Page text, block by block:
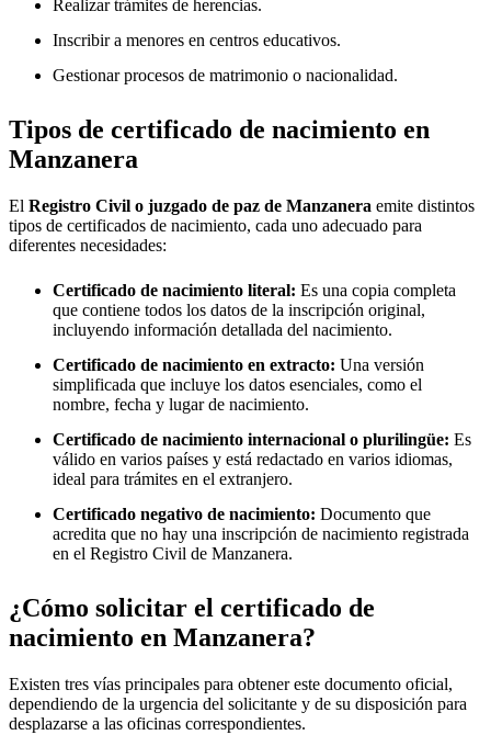
Realizar trámites de herencias.
Inscribir a menores en centros educativos.
Gestionar procesos de matrimonio o nacionalidad.
Tipos de certificado de nacimiento en
Manzanera
El Registro Civil o juzgado de paz de Manzanera emite distintos
tipos de certificados de nacimiento, cada uno adecuado para
diferentes necesidades:
Certificado de nacimiento literal: Es una copia completa
que contiene todos los datos de la inscripción original,
incluyendo información detallada del nacimiento.
Certificado de nacimiento en extracto: Una versión
simplificada que incluye los datos esenciales, como el
nombre, fecha y lugar de nacimiento.
Certificado de nacimiento internacional o plurilingüe: Es
válido en varios países y está redactado en varios idiomas,
ideal para trámites en el extranjero.
Certificado negativo de nacimiento: Documento que
acredita que no hay una inscripción de nacimiento registrada
en el Registro Civil de Manzanera.
¿Cómo solicitar el certificado de
nacimiento en Manzanera?
Existen tres vías principales para obtener este documento oficial,
dependiendo de la urgencia del solicitante y de su disposición para
desplazarse a las oficinas correspondientes.